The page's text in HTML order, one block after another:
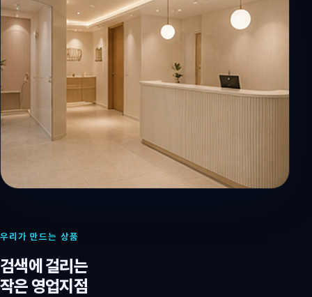
우리가 만드는 상품
검색에 걸리는
작은 영업지점